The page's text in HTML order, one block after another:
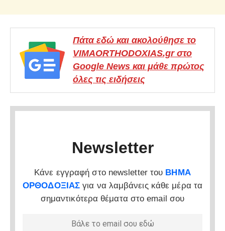
Πάτα εδώ και ακολούθησε το
VIMAORTHODOXIAS.gr στο
Google News και μάθε πρώτος
όλες τις ειδήσεις
Newsletter
Κάνε εγγραφή στο newsletter του ΒΗΜΑ
ΟΡΘΟΔΟΞΙΑΣ για να λαμβάνεις κάθε μέρα τα
σημαντικότερα θέματα στο email σου